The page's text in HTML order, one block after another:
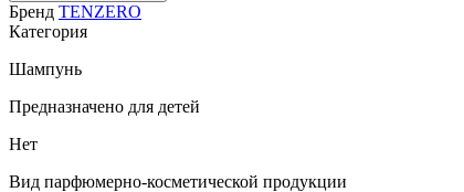
Бренд TENZERO
Категория
Шампунь
Предназначено для детей
Нет
Вид парфюмерно-косметической продукции